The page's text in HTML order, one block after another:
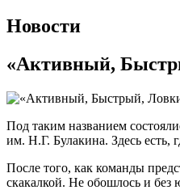
Новости
«Активный,
Под таким названием
им. Н.Г. Булакина. Здесь есть,
После того, как команды
скакалкой. Не обошлось и без